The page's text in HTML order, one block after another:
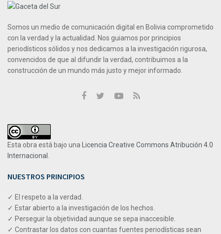
Somos un medio de comunicación digital en Bolivia comprometido
con la verdad y la actualidad. Nos guiamos por principios
periodísticos sólidos y nos dedicamos a la investigación rigurosa,
convencidos de que al difundir la verdad, contribuimos a la
construcción de un mundo más justo y mejor informado.
Esta obra está bajo una
Licencia Creative Commons Atribución 4.0
Internacional
NUESTROS PRINCIPIOS
✓ El respeto a la verdad.
✓ Estar abierto a la investigación de los hechos.
✓ Perseguir la objetividad aunque se sepa inaccesible.
✓ Contrastar los datos con cuantas fuentes periodísticas sean